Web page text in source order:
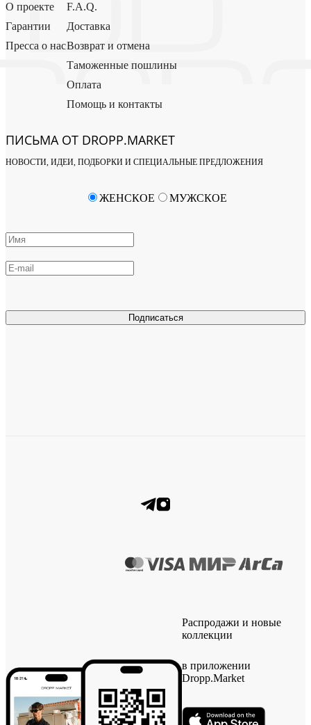
О проекте
Гарантии
Пресса о нас
F.A.Q.
Доставка
Возврат и отмена
Таможенные пошлины
Оплата
Помощь и контакты
ПИСЬМА ОТ DROPP.MARKET
НОВОСТИ, ИДЕИ, ПОДБОРКИ И СПЕЦИАЛЬНЫЕ ПРЕДЛОЖЕНИЯ
Подписаться
ЖЕНСКОЕ МУЖСКОЕ
Распродажи и новые
коллекции
в приложении
Dropp.Market